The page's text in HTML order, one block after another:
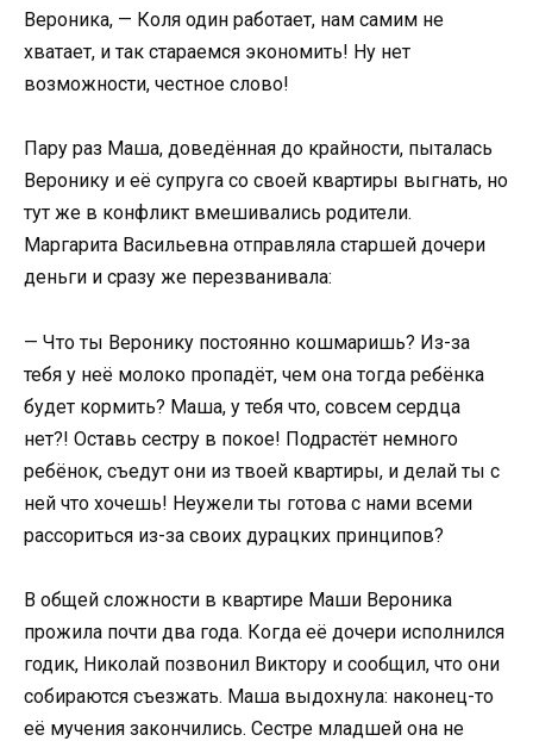
Вероника, — Коля один работает, нам самим не
хватает, и так стараемся экономить! Ну нет
возможности, честное слово!
Пару раз Маша, доведённая до крайности, пыталась
Веронику и её супруга со своей квартиры выгнать, но
тут же в конфликт вмешивались родители.
Маргарита Васильевна отправляла старшей дочери
деньги и сразу же перезванивала:
— Что ты Веронику постоянно кошмаришь? Из-за
тебя у неё молоко пропадёт, чем она тогда ребёнка
будет кормить? Маша, у тебя что, совсем сердца
нет?! Оставь сестру в покое! Подрастёт немного
ребёнок, съедут они из твоей квартиры, и делай ты с
ней что хочешь! Неужели ты готова с нами всеми
рассориться из-за своих дурацких принципов?
В общей сложности в квартире Маши Вероника
прожила почти два года. Когда её дочери исполнился
годик, Николай позвонил Виктору и сообщил, что они
собираются съезжать. Маша выдохнула: наконец-то
её мучения закончились. Сестре младшей она не